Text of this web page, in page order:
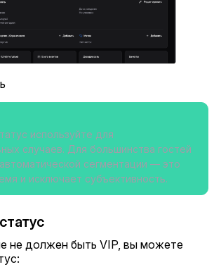
используйте для
случаев. Для большинства гостей
сегментации — это
и исключает субъективность.
не должен быть VIP, вы можете